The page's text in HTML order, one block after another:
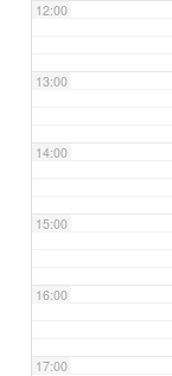
12:00
13:00
14:00
15:00
16:00
17:00